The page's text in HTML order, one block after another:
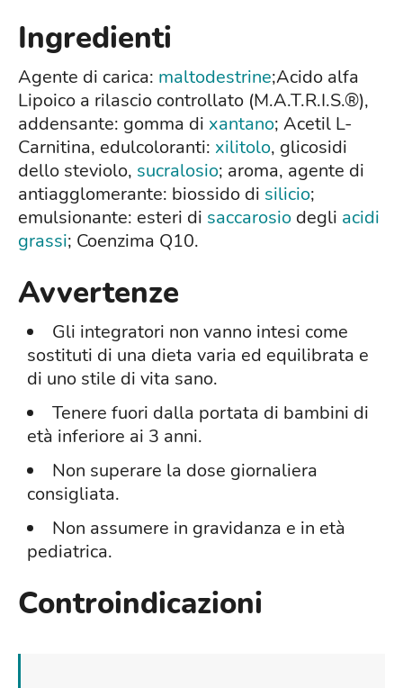
Ingredienti
Agente di carica: maltodestrine;Acido alfa
Lipoico a rilascio controllato (M.A.T.R.I.S.®),
addensante: gomma di xantano; Acetil L-
Carnitina, edulcoloranti: xilitolo, glicosidi
dello steviolo, sucralosio; aroma, agente di
antiagglomerante: biossido di silicio;
emulsionante: esteri di saccarosio degli acidi
grassi; Coenzima Q10.
Avvertenze
Gli integratori non vanno intesi come
sostituti di una dieta varia ed equilibrata e
di uno stile di vita sano.
Tenere fuori dalla portata di bambini di
età inferiore ai 3 anni.
Non superare la dose giornaliera
consigliata.
Non assumere in gravidanza e in età
pediatrica.
Controindicazioni